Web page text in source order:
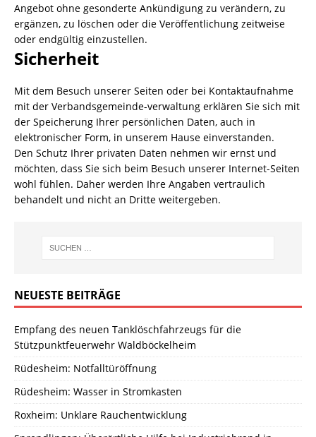
Angebot ohne gesonderte Ankündigung zu verändern, zu
ergänzen, zu löschen oder die Veröffentlichung zeitweise
oder endgültig einzustellen.
Sicherheit
Mit dem Besuch unserer Seiten oder bei Kontaktaufnahme
mit der Verbandsgemeinde-verwaltung erklären Sie sich mit
der Speicherung Ihrer persönlichen Daten, auch in
elektronischer Form, in unserem Hause einverstanden.
Den Schutz Ihrer privaten Daten nehmen wir ernst und
möchten, dass Sie sich beim Besuch unserer Internet-Seiten
wohl fühlen. Daher werden Ihre Angaben vertraulich
behandelt und nicht an Dritte weitergeben.
NEUESTE BEITRÄGE
Empfang des neuen Tanklöschfahrzeugs für die
Stützpunktfeuerwehr Waldböckelheim
Rüdesheim: Notfalltüröffnung
Rüdesheim: Wasser in Stromkasten
Roxheim: Unklare Rauchentwicklung